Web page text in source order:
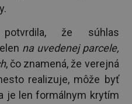
že súhlas
na uvedenej parcele,
, čo znamená, že verejná
realizuje, môže byť
je len formálnym krytím